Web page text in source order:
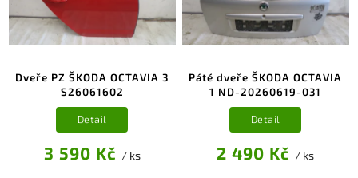
Dveře PZ ŠKODA OCTAVIA 3
S26061602
3 590 Kč / ks
Detail
Páté dveře ŠKODA OCTAVIA
1 ND-20260619-031
2 490 Kč / ks
Detail